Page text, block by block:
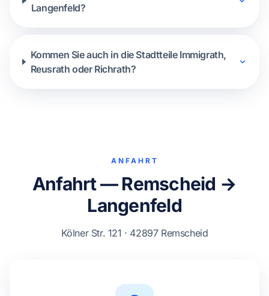
Langenfeld?
Kommen Sie auch in die Stadtteile Immigrath,
Reusrath oder Richrath?
ANFAHRT
Anfahrt — Remscheid →
Langenfeld
Kölner Str. 121 · 42897 Remscheid